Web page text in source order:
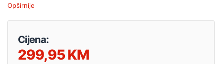
Opširnije
Cijena:
299,95